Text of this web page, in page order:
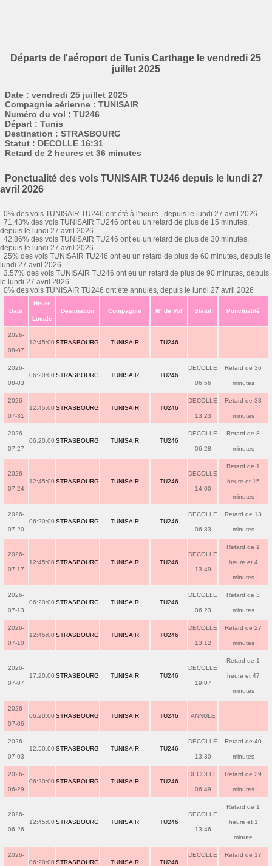
Départs de l'aéroport de Tunis Carthage le vendredi 25
juillet 2025
Date : vendredi 25 juillet 2025
Compagnie aérienne : TUNISAIR
Numéro du vol : TU246
Départ : Tunis
Destination : STRASBOURG
Statut : DECOLLE 16:31
Retard de 2 heures et 36 minutes
Ponctualité des vols TUNISAIR TU246 depuis le lundi 27
avril 2026
0% des vols TUNISAIR TU246 ont été à l'heure , depuis le lundi 27 avril 2026
71.43% des vols TUNISAIR TU246 ont eu un retard de plus de 15 minutes,
depuis le lundi 27 avril 2026
42.86% des vols TUNISAIR TU246 ont eu un retard de plus de 30 minutes,
depuis le lundi 27 avril 2026
25% des vols TUNISAIR TU246 ont eu un retard de plus de 60 minutes, depuis le
lundi 27 avril 2026
3.57% des vols TUNISAIR TU246 ont eu un retard de plus de 90 minutes, depuis
le lundi 27 avril 2026
0% des vols TUNISAIR TU246 ont été annulés, depuis le lundi 27 avril 2026
Date
Heure
Locale
Destination Compagnie N° de Vol Statut Ponctualité
2026-
08-07
12:45:00 STRASBOURG TUNISAIR TU246
2026-
08-03
06:20:00 STRASBOURG TUNISAIR TU246
DECOLLE
06:56
Retard de 36
minutes
2026-
07-31
12:45:00 STRASBOURG TUNISAIR TU246
DECOLLE
13:23
Retard de 38
minutes
2026-
07-27
06:20:00 STRASBOURG TUNISAIR TU246
DECOLLE
06:28
Retard de 8
minutes
2026-
07-24
12:45:00 STRASBOURG TUNISAIR TU246
DECOLLE
14:00
Retard de 1
heure et 15
minutes
2026-
07-20
06:20:00 STRASBOURG TUNISAIR TU246
DECOLLE
06:33
Retard de 13
minutes
2026-
07-17
12:45:00 STRASBOURG TUNISAIR TU246
DECOLLE
13:49
Retard de 1
heure et 4
minutes
2026-
07-13
06:20:00 STRASBOURG TUNISAIR TU246
DECOLLE
06:23
Retard de 3
minutes
2026-
07-10
12:45:00 STRASBOURG TUNISAIR TU246
DECOLLE
13:12
Retard de 27
minutes
2026-
07-07
17:20:00 STRASBOURG TUNISAIR TU246
DECOLLE
19:07
Retard de 1
heure et 47
minutes
2026-
07-06
06:20:00 STRASBOURG TUNISAIR TU246 ANNULE
2026-
07-03
12:50:00 STRASBOURG TUNISAIR TU246
DECOLLE
13:30
Retard de 40
minutes
2026-
06-29
06:20:00 STRASBOURG TUNISAIR TU246
DECOLLE
06:49
Retard de 29
minutes
2026-
06-26
12:45:00 STRASBOURG TUNISAIR TU246
DECOLLE
13:46
Retard de 1
heure et 1
minute
2026-
06:20:00 STRASBOURG TUNISAIR TU246
DECOLLE Retard de 17